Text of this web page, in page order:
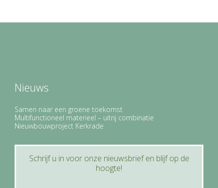
Nieuws
Samen naar een groene toekomst
Multifunctioneel materieel – uitrij combinatie
Nieuwbouwproject Kerkrade
Schrijf u in voor onze nieuwsbrief en blijf op de
hoogte!